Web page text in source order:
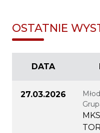
OSTATNIE
DATA
27.03.2026